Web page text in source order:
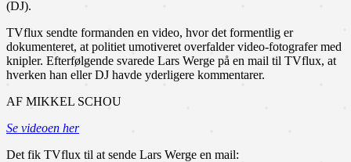
(DJ).
TVflux sendte formanden en video, hvor det formentlig er
dokumenteret, at politiet umotiveret overfalder video-fotografer med
knipler. Efterfølgende svarede Lars Werge på en mail til TVflux, at
hverken han eller DJ havde yderligere kommentarer.
AF MIKKEL SCHOU
Se videoen her
Det fik TVflux til at sende Lars Werge en mail: